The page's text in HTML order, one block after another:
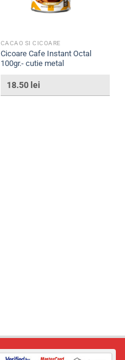
CACAO SI CICOARE
Cicoare Cafe Instant Octal
100gr.- cutie metal
18.50 lei